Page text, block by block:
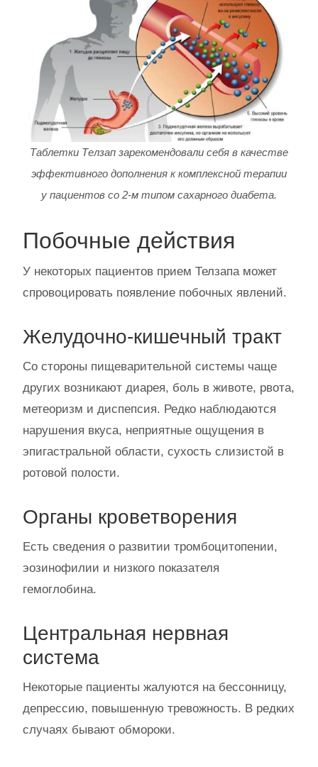
Таблетки Телзап зарекомендовали себя в качестве
эффективного дополнения к комплексной терапии
у пациентов со 2-м типом сахарного диабета.
Побочные действия
У некоторых пациентов прием Телзапа может
спровоцировать появление побочных явлений.
Желудочно-кишечный тракт
Со стороны пищеварительной системы чаще
других возникают диарея, боль в животе, рвота,
метеоризм и диспепсия. Редко наблюдаются
нарушения вкуса, неприятные ощущения в
эпигастральной области, сухость слизистой в
ротовой полости.
Органы кроветворения
Есть сведения о развитии тромбоцитопении,
эозинофилии и низкого показателя
гемоглобина.
Центральная нервная
система
Некоторые пациенты жалуются на бессонницу,
депрессию, повышенную тревожность. В редких
случаях бывают обмороки.